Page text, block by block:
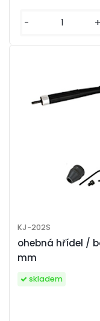
- +
ohebná hřídel /
mm
KJ-202S
skladem